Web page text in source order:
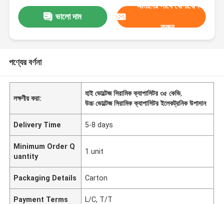
ভালো দাম
আমাদের সাথে যোগাযোগ
করুন
পণ্যের বর্ণনা
লক্ষণীয় করা:
হাই ভোল্টেজ সিরামিক ক্যাপাসিটর ৩৫ কেভি,
উচ্চ ভোল্টেজ সিরামিক ক্যাপাসিটর ইলেকট্রনিক উপাদান
Delivery Time 5-8 days
Minimum Order Q
uantity
1 unit
Packaging Details Carton
Payment Terms L/C, T/T